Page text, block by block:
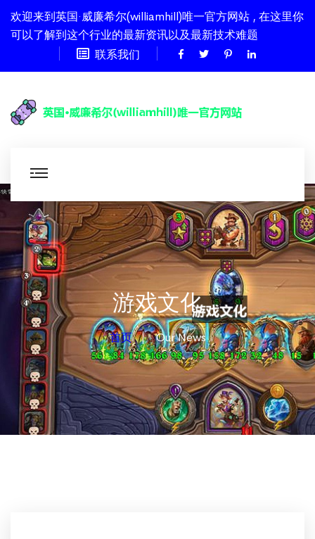
欢迎来到英国·威廉希尔(williamhill)唯一官方网站 , 在这里你
可以了解到这个行业的最新资讯以及最新技术难题
联系我们
游戏文化
首页 Our News